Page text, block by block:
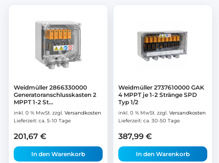
Weidmüller 2866330000
Generatoranschlusskasten 2
MPPT 1-2 St...
inkl. 0 % MwSt. zzgl. Versandkosten
Lieferzeit: ca. 5-10 Tage
201,67 €
In den Warenkorb
Weidmüller 2737610000 GAK
4 MPPT je 1-2 Stränge SPD
Typ 1/2
inkl. 0 % MwSt. zzgl. Versandkosten
Lieferzeit: ca. 30-50 Tage
387,99 €
In den Warenkorb